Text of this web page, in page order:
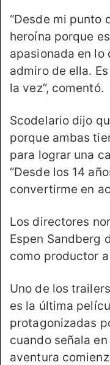
“Desde mi punto
heroína porque
apasionada en lo
admiro de ella.
la vez”, comentó.
Scodelario dijo
porque ambas
para lograr una
“Desde los 14
convertirme en
Los directores
Espen Sandberg
como productor
Uno de los
es la última
protagonizadas
cuando señala
aventura